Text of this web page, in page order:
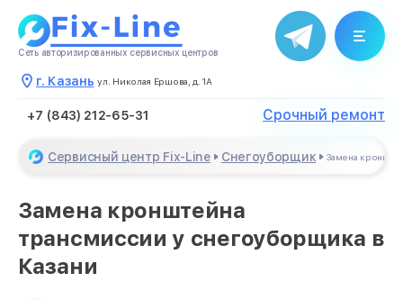
Сеть авторизированных сервисных центров
г. Казань ул. Николая Ершова, д. 1А
+7 (843) 212-65-31 Срочный ремонт
Сервисный центр Fix-Line Снегоуборщик Замена
Замена кронштейна
трансмиссии у снегоуборщика в
Казани